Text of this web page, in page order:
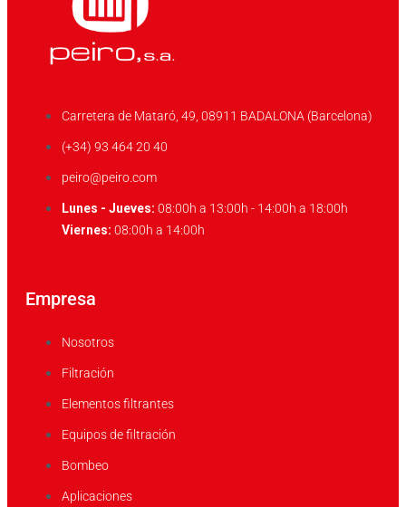
Carretera de Mataró, 49, 08911 BADALONA (Barcelona)
(+34) 93 464 20 40
peiro@peiro.com
Lunes - Jueves: 08:00h a 13:00h - 14:00h a 18:00h
Viernes: 08:00h a 14:00h
Empresa
Nosotros
Filtración
Elementos filtrantes
Equipos de filtración
Bombeo
Aplicaciones